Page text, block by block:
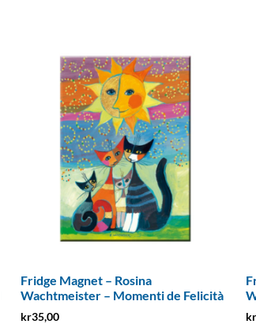
Fridge Magnet – Rosina
Wachtmeister – Momenti de Felicità
kr35,00 kr